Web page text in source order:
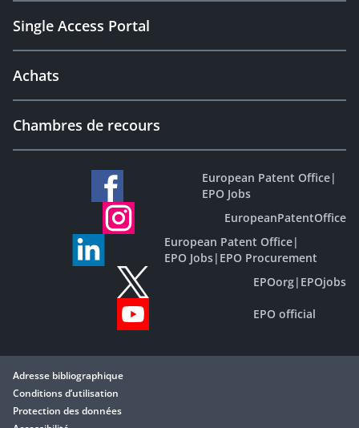
Single Access Portal
Achats
Chambres de recours
European Patent Office|
EPO Jobs
EuropeanPatentOffice
European Patent Office|
EPO Jobs| EPO Procurement
EPOorg| EPOjobs
EPO official
Adresse bibliographique
Conditions d’utilisation
Protection des données